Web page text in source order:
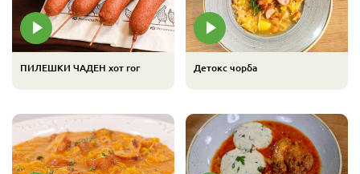
ПИЛЕШКИ ЧАДЕН хот гог Детокс чорба